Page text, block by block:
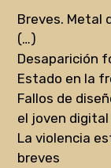
Breves. Metal
(…)
Desaparición
Estado en la
Fallos de
el joven
La violencia
breves